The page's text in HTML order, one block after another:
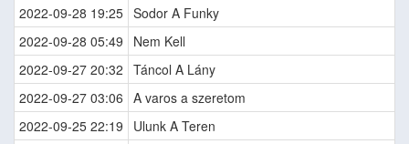
2022-09-28 19:25 Sodor A Funky
2022-09-28 05:49
Nem Kell
2022-09-27 20:32 Táncol A Lány
2022-09-27 03:06 A varos a szeretom
2022-09-25 22:19
Ulunk A Teren